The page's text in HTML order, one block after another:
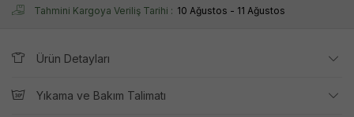
Tahmini Kargoya Veriliş Tarihi : 10 Ağustos - 11 Ağustos
Ürün Detayları
Yıkama ve Bakım Talimatı